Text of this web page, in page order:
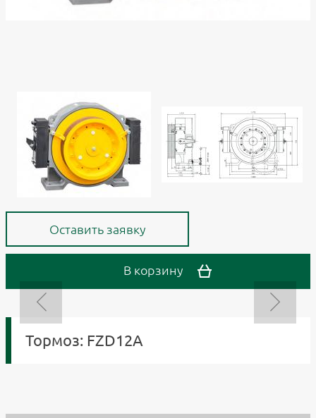
Оставить заявку
В корзину
Тормоз: FZD12A